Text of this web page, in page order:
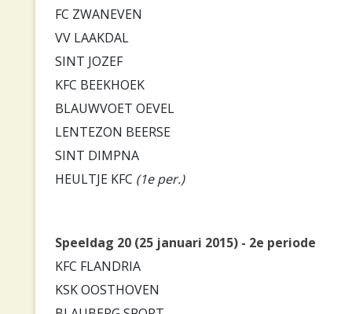
FC ZWANEVEN
VV LAAKDAL
SINT JOZEF
KFC BEEKHOEK
BLAUWVOET OEVEL
LENTEZON BEERSE
SINT DIMPNA
HEULTJE KFC (1e per.)
Speeldag 20 (25 januari 2015) - 2e periode
KFC FLANDRIA
KSK OOSTHOVEN